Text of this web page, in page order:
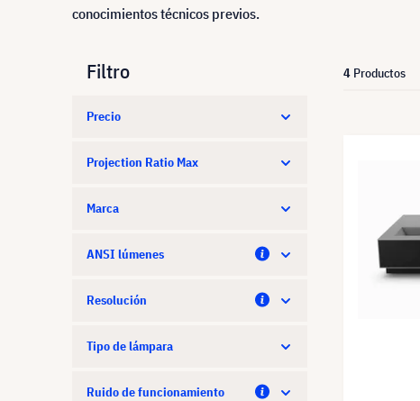
conocimientos técnicos previos.
Filtro
Precio
Projection Ratio Max
Marca
ANSI lúmenes
Resolución
Tipo de lámpara
Ruido de funcionamiento
4 Productos